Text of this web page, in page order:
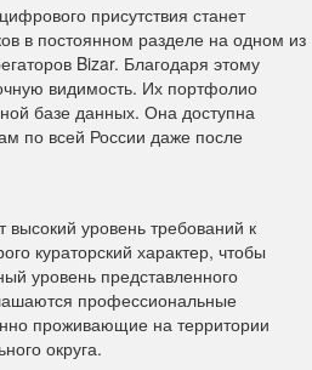
присутствия станет
в постоянном разделе на одном из
Bizar. Благодаря этому
видимость. Их портфолио
базе данных. Она доступна
по всей России даже после
уровень требований к
кураторский характер, чтобы
уровень представленного
профессиональные
проживающие на территории
округа.